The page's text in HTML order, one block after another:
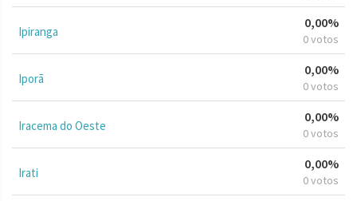
Ipiranga
0,00%
0 votos
Iporã
0,00%
0 votos
Iracema do Oeste
0,00%
0 votos
Irati
0,00%
0 votos